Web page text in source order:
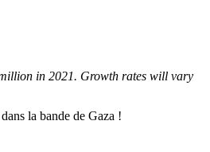
in 2021. Growth rates will vary
la bande de Gaza !